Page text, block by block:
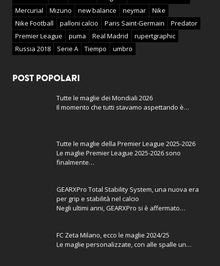
Mercurial
Mizuno new balance neymar
Nike
Nike Football
palloni calcio Paris Saint-Germain
Predator
Premier League
puma Real Madrid
rupertgraphic
Russia 2018
Serie A Tiempo umbro
POST POPOLARI
Tutte le maglie dei Mondiali 2026
Il momento che tutti stavamo aspettando è…
Tutte le maglie della Premier League 2025-2026
Le maglie Premier League 2025-2026 sono
finalmente…
GEARXPro Total Stability System, una nuova era
per grip e stabilità nel calcio
Negli ultimi anni, GEARXPro si è affermato…
FC Zeta Milano, ecco le maglie 2024/25
Le maglie personalizzate, con alle spalle un…